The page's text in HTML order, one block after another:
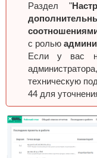
Раздел "
с ролью
Если у вас
техническую
44 для